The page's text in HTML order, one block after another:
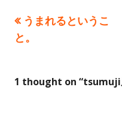
投
稿
ナ
前
の
うまれるというこ
と。
1 thought on “tsumuji